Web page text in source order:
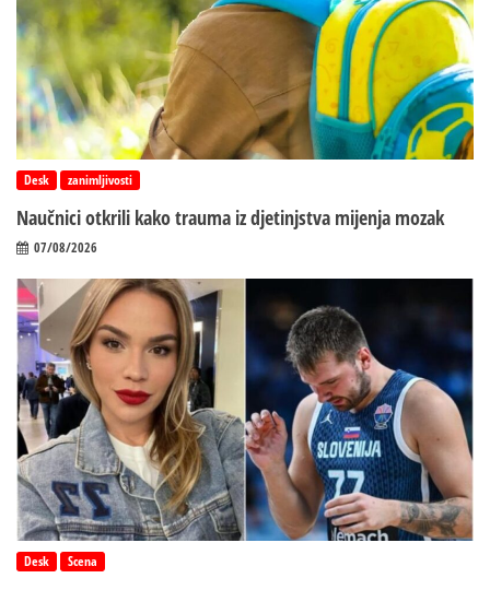
Desk zanimljivosti
Naučnici otkrili kako trauma iz d‌jetinjstva mijenja mozak
07/08/2026
Desk Scena